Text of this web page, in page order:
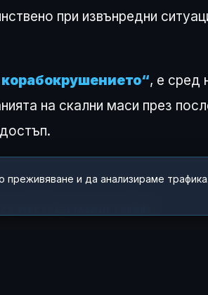
при извънредни
, е сред
на скални маси през
преживяване и да анализираме